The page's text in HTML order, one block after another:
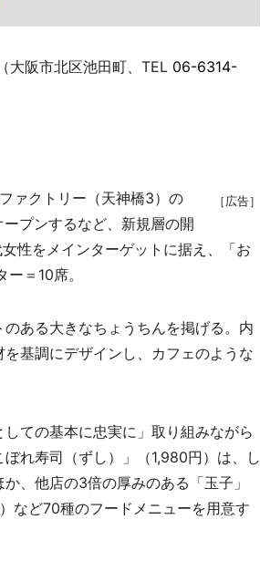
大阪市北区池田町、TEL 06-6314-
［広告］
ァクトリー（天神橋3）の
プンするなど、新規層の開
性をメインターゲットに据え、「お
＝10席。
ある大きなちょうちんを掲げる。内
基調にデザインし、カフェのような
ての基本に忠実に」取り組みながら
れ寿司（ずし）」（1,980円）は、し
、他店の3倍の厚みのある「玉子」
など70種のフードメニューを用意す